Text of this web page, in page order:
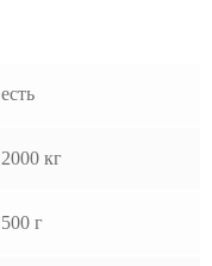
есть
2000 кг
500 г